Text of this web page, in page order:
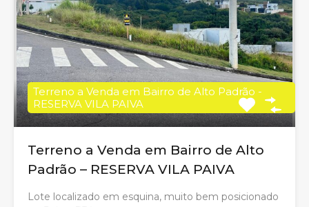
Terreno a Venda em Bairro de Alto Padrão -
RESERVA VILA PAIVA
Terreno a Venda em Bairro de Alto
Padrão – RESERVA VILA PAIVA
Lote localizado em esquina, muito bem posicionado